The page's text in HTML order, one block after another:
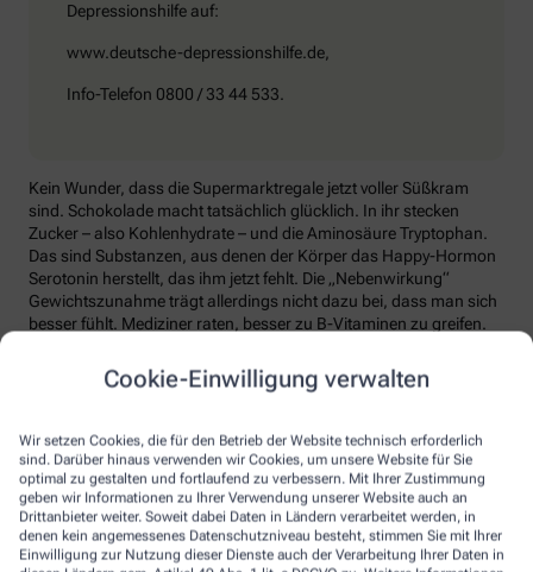
Cookie-Einwilligung verwalten
Wir setzen Cookies, die für den Betrieb der Website technisch erforderlich
sind. Darüber hinaus verwenden wir Cookies, um unsere Website für Sie
optimal zu gestalten und fortlaufend zu verbessern. Mit Ihrer Zustimmung
geben wir Informationen zu Ihrer Verwendung unserer Website auch an
Drittanbieter weiter. Soweit dabei Daten in Ländern verarbeitet werden, in
denen kein angemessenes Datenschutzniveau besteht, stimmen Sie mit Ihrer
Einwilligung zur Nutzung dieser Dienste auch der Verarbeitung Ihrer Daten in
Depressionshilfe auf:
www.deutsche-depressionshilfe.de,
Info-Telefon 0800 / 33 44 533.
Kein Wunder, dass die Supermarktregale jetzt voller Süßkram
sind. Schokolade macht tatsächlich glücklich. In ihr stecken
Zucker – also Kohlenhydrate – und die Aminosäure Tryptophan.
Das sind Substanzen, aus denen der Körper das Happy-Hormon
Serotonin herstellt, das ihm jetzt fehlt. Die „Nebenwirkung“
Gewichtszunahme trägt allerdings nicht dazu bei, dass man sich
besser fühlt. Mediziner raten, besser zu B-Vitaminen zu greifen.
Energiestoffwechsel und unterstützen die Stressverarbeitung.
zurückzuziehen. Im Gegenteil: Aktiv zu bleiben, mit Familie und
Freunden etwas zu unternehmen, viel frische Luft zu tanken und
sich zum Beispiel mit seinem Hobby intensiv zu beschäftigen, hebt
die Laune. Dabei hilft, sich jeden Sonntag zu notieren, was man in
der kommenden Woche Schönes machen will.
Sommer-Feeling lässt sich auch zurückholen: mit anderen in